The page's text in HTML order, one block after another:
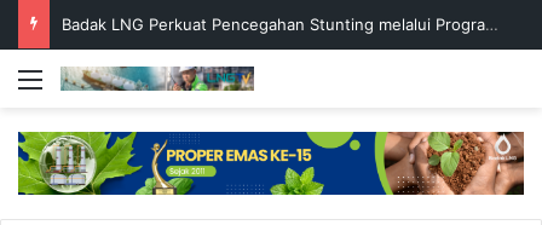
Badak LNG Perkuat Pencegahan Stunting melalui Program Akar Ranting
Menu